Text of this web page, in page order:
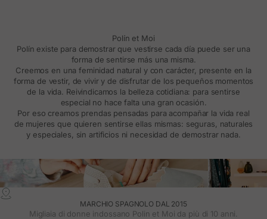
Polín et Moi
Polín existe para demostrar que vestirse cada día puede ser una
forma de sentirse más una misma.
Creemos en una feminidad natural y con carácter, presente en la
forma de vestir, de vivir y de disfrutar de los pequeños momentos
de la vida. Reivindicamos la belleza cotidiana: para sentirse
especial no hace falta una gran ocasión.
Por eso creamos prendas pensadas para acompañar la vida real
de mujeres que quieren sentirse ellas mismas: seguras, naturales
y especiales, sin artificios ni necesidad de demostrar nada.
MARCHIO SPAGNOLO DAL 2015
Migliaia di donne indossano Polin et Moi da più di 10 anni.